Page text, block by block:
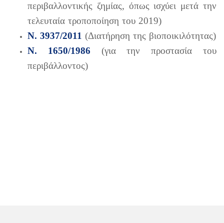
περιβαλλοντικής ζημίας, όπως ισχύει μετά την
τελευταία τροποποίηση του 2019)
Ν. 3937/2011 (Διατήρηση της βιοποικιλότητας)
Ν. 1650/1986 (για την προστασία του
περιβάλλοντος)